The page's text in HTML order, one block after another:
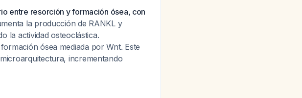
entre resorción y formación ósea, con
la producción de RANKL y
la actividad osteoclástica.
ósea mediada por Wnt. Este
incrementando